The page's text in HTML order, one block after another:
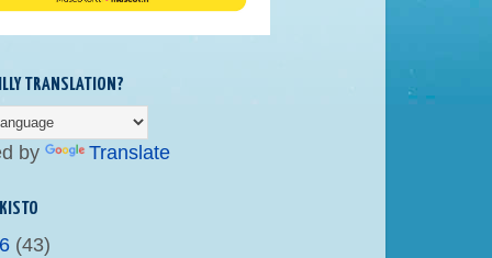
TRANSLATION?
by Translate
(43)